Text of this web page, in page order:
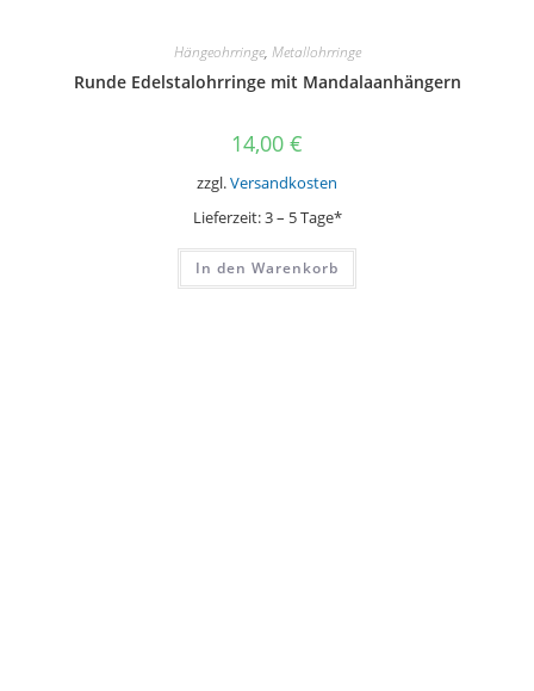
Hängeohrringe, Metallohrringe
Runde Edelstalohrringe mit Mandalaanhängern
14,00 €
zzgl.Versandkosten
Lieferzeit:3 – 5 Tage*
In den Warenkorb